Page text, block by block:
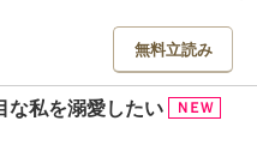
無料立読み
な私を溺愛したい